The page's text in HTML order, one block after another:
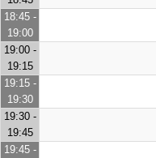
18:45 -
19:00
19:00 -
19:15
19:15 -
19:30
19:30 -
19:45
19:45 -